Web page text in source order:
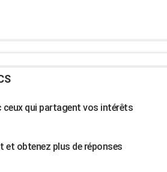
qui partagent vos intérêts
obtenez plus de réponses